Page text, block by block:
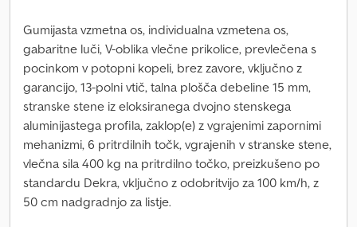
Gumijasta vzmetna os, individualna vzmetena os,
gabaritne luči, V-oblika vlečne prikolice, prevlečena s
pocinkom v potopni kopeli, brez zavore, vključno z
garancijo, 13-polni vtič, talna plošča debeline 15 mm,
stranske stene iz eloksiranega dvojno stenskega
aluminijastega profila, zaklop(e) z vgrajenimi zapornimi
mehanizmi, 6 pritrdilnih točk, vgrajenih v stranske stene,
vlečna sila 400 kg na pritrdilno točko, preizkušeno po
standardu Dekra, vključno z odobritvijo za 100 km/h, z
50 cm nadgradnjo za listje.